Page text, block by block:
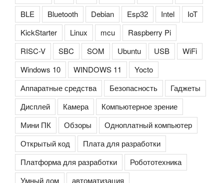
BLE
Bluetooth Debian Esp32 Intel
IoT
KickStarter
Linux mcu
Raspberry Pi
RISC-V
SBC SOM Ubuntu USB
WiFi
Windows 10
WINDOWS 11
Yocto
Аппаратные средства
Безопасность
Гаджеты
Дисплей
Камера
Компьютерное зрение
Мини ПК
Обзоры
Одноплатный компьютер
Открытый код
Плата для разработки
Платформа для разработки
Робототехника
Умный дом
автоматизация